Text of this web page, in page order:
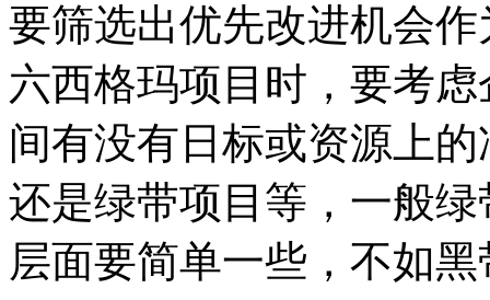
要筛选出优先改进机会
六西格玛项目时，要考
间有没有日标或资源上
还是绿带项目等，一般
层面要简单一些，不如